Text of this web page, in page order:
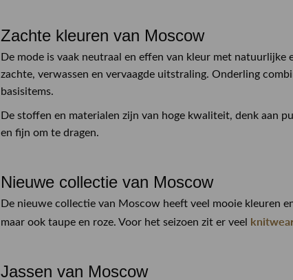
Zachte kleuren van Moscow
De mode is vaak neutraal en effen van kleur met
zachte, verwassen en vervaagde uitstraling. Onderling
basisitems.
De stoffen en materialen zijn van hoge kwaliteit, denk aan
en fijn om te dragen.
Nieuwe collectie van Moscow
De nieuwe collectie van Moscow heeft veel mooie kleuren
maar ook taupe en roze. Voor het seizoen zit er veel
Jassen van Moscow